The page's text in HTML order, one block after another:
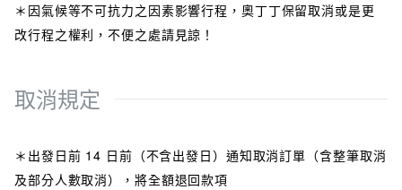
＊因氣候等不可抗力之因素影響行程，奧丁丁保留取消或是更
改行程之權利，不便之處請見諒！
取消規定
＊出發日前 14 日前（不含出發日）通知取消訂單（含整筆取消
及部分人數取消），將全額退回款項